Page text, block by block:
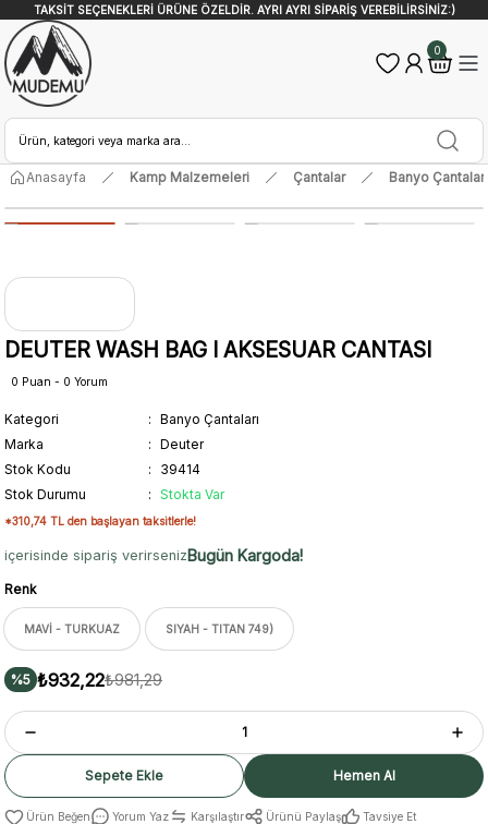
TAKSİT SEÇENEKLERİ ÜRÜNE ÖZELDİR. AYRI AYRI SİPARİŞ VEREBİLİRSİNİZ:)
0
Anasayfa Kamp Malzemeleri Çantalar Banyo Çantaları
DEUTER WASH BAG I AKSESUAR CANTASI
0 Puan - 0 Yorum
Kategori
Banyo Çantaları
Marka
Deuter
Stok Kodu
39414
Stok Durumu
Stokta Var
*310,74 TL den başlayan taksitlerle!
içerisinde sipariş verirsenizBugün Kargoda!
Renk
MAVİ - TURKUAZ SIYAH - TITAN 749)
%5 ₺932,22₺981,29
Sepete Ekle Hemen Al
Yorum Yaz Karşılaştır Ürünü Paylaş Tavsiye Et